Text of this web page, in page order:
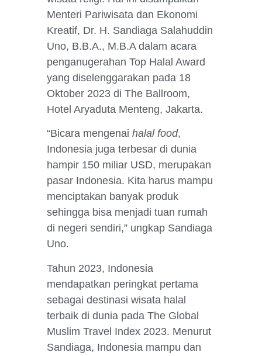
Menteri Pariwisata dan Ekonomi
Kreatif, Dr. H. Sandiaga Salahuddin
Uno, B.B.A., M.B.A dalam acara
penganugerahan Top Halal Award
yang diselenggarakan pada 18
Oktober 2023 di The Ballroom,
Hotel Aryaduta Menteng, Jakarta.
“Bicara mengenai halal food,
Indonesia juga terbesar di dunia
hampir 150 miliar USD, merupakan
pasar Indonesia. Kita harus mampu
menciptakan banyak produk
sehingga bisa menjadi tuan rumah
di negeri sendiri,” ungkap Sandiaga
Uno.
Tahun 2023, Indonesia
mendapatkan peringkat pertama
sebagai destinasi wisata halal
terbaik di dunia pada The Global
Muslim Travel Index 2023. Menurut
Sandiaga, Indonesia mampu dan